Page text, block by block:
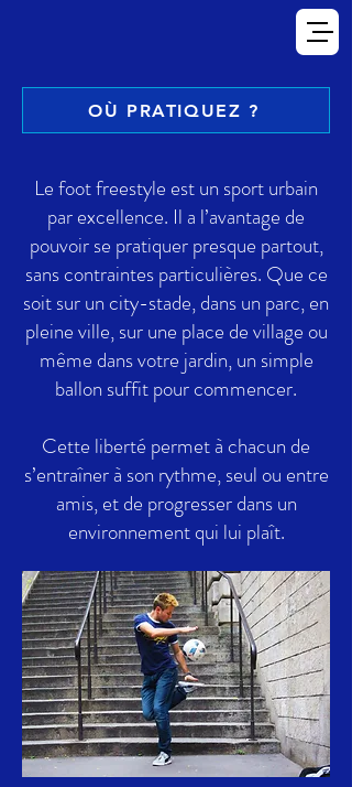
OÙ PRATIQUEZ ?
Le foot freestyle est un sport urbain
par excellence. Il a l’avantage de
pouvoir se pratiquer presque partout,
sans contraintes particulières. Que ce
soit sur un city-stade, dans un parc, en
pleine ville, sur une place de village ou
même dans votre jardin, un simple
ballon suffit pour commencer.
Cette liberté permet à chacun de
s’entraîner à son rythme, seul ou entre
amis, et de progresser dans un
environnement qui lui plaît.